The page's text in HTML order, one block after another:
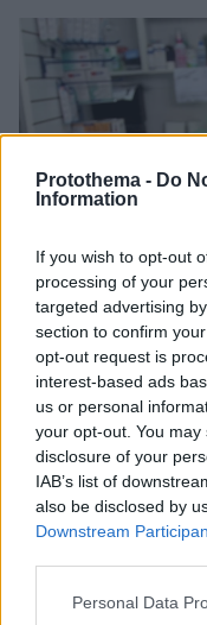
Protothema - Do
Information
If you wish to opt-out
processing of your
targeted advertising
section to confirm
opt-out request is
interest-based ads
us or personal
your opt-out. You
disclosure of your
IAB’s list of
also be disclosed by
Downstream
Please note that this
Personal Data
Νιτροζαμίνη: Ποια
01.10.2019, 11:44